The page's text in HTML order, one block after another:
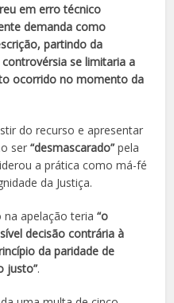
em erro técnico
demanda como
partindo da
se limitaria a
ocorrido no momento da
do recurso e apresentar
ser“desmascarado” pela
a prática como má-fé
da Justiça.
na apelação teria“o
decisão contrária à
da paridade de
justo”.